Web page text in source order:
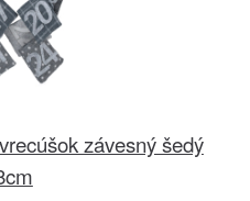
závesný šedý